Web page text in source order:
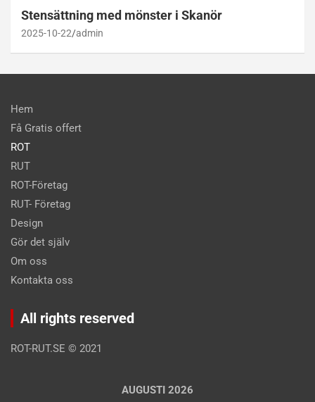
Stensättning med mönster i Skanör
2025-10-22 admin
Hem
Få Gratis offert
ROT
RUT
ROT-Företag
RUT- Företag
Design
Gör det själv
Om oss
Kontakta oss
All rights reserved
ROT-RUT.SE © 2021
AUGUSTI 2026